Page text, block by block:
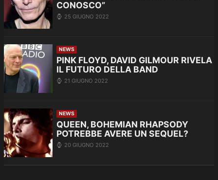
CONOSCO”
25 GIUGNO 2022
NEWS
PINK FLOYD, DAVID GILMOUR RIVELA
IL FUTURO DELLA BAND
21 GIUGNO 2022
NEWS
QUEEN, BOHEMIAN RHAPSODY
POTREBBE AVERE UN SEQUEL?
20 GIUGNO 2022